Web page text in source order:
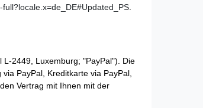
2449, Luxemburg; "PayPal"). Die
PayPal, Kreditkarte via PayPal,
Vertrag mit Ihnen mit der